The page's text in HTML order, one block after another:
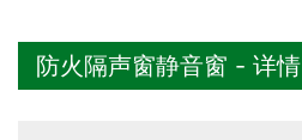
防火隔声窗静音窗 - 详情